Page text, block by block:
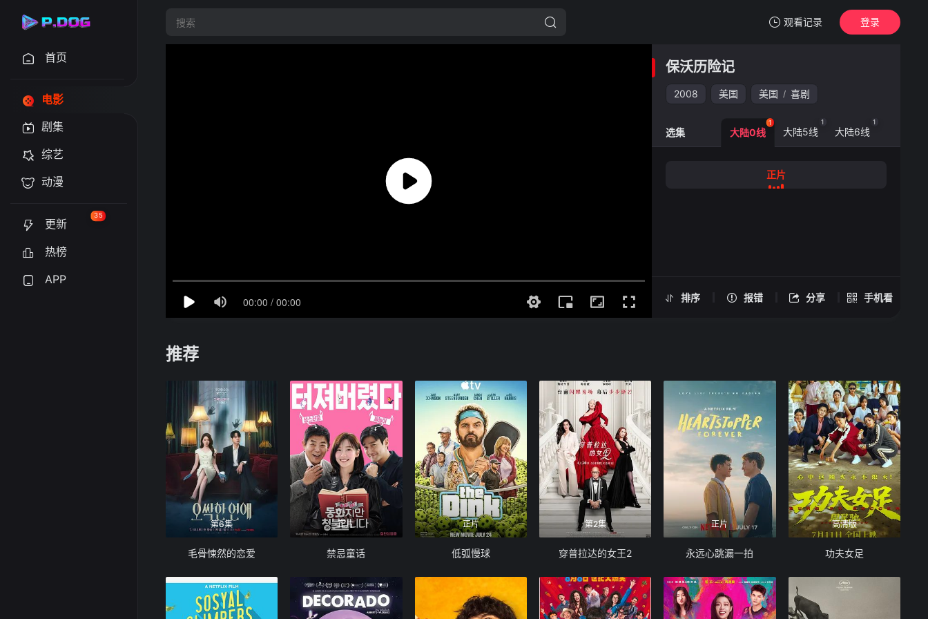
观看记录
我的观影记录
正片
保沃历险记
登录
首页
电影
剧集
综艺
动漫
更新
35
热榜
APP
保沃历险记
2008 美国 美国 / 喜剧
排序 报错 分享 手机看
保沃历险记 -正片
手机扫一扫继续看
选集 大陆0线
1
大陆5线
1
大陆6线
1
正片
推荐
第6集
毛骨悚然的恋爱
正片
禁忌童话
正片
低弧慢球
第2集
穿普拉达的女王2
正片
永远心跳漏一拍
高清版
功夫女足